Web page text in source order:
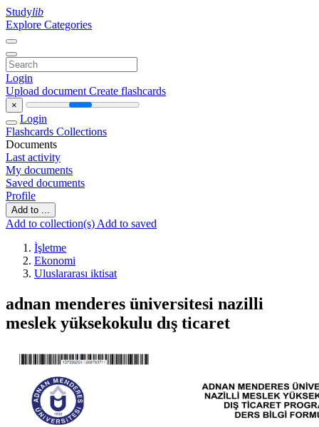
Studylib
Explore Categories
Login
Upload document Create flashcards
×
Login
Flashcards Collections
Documents
Last activity
My documents
Saved documents
Profile
Add to ...
Add to collection(s) Add to saved
İşletme
Ekonomi
Uluslararası iktisat
adnan menderes üniversitesi nazilli
meslek yüksekokulu dış ticaret